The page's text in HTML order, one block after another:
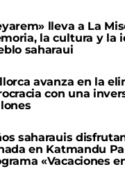
lleva a La
la cultura y la
saharaui
avanza en la
con una
saharauis
en Katmandu
«Vacaciones